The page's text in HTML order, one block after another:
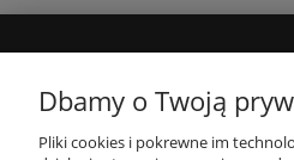
Dbamy o Twoją
Pliki cookies i pokrewne im